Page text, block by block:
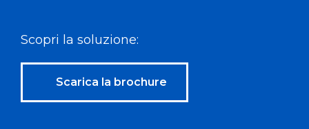
Scopri la soluzione:
Scarica la brochure